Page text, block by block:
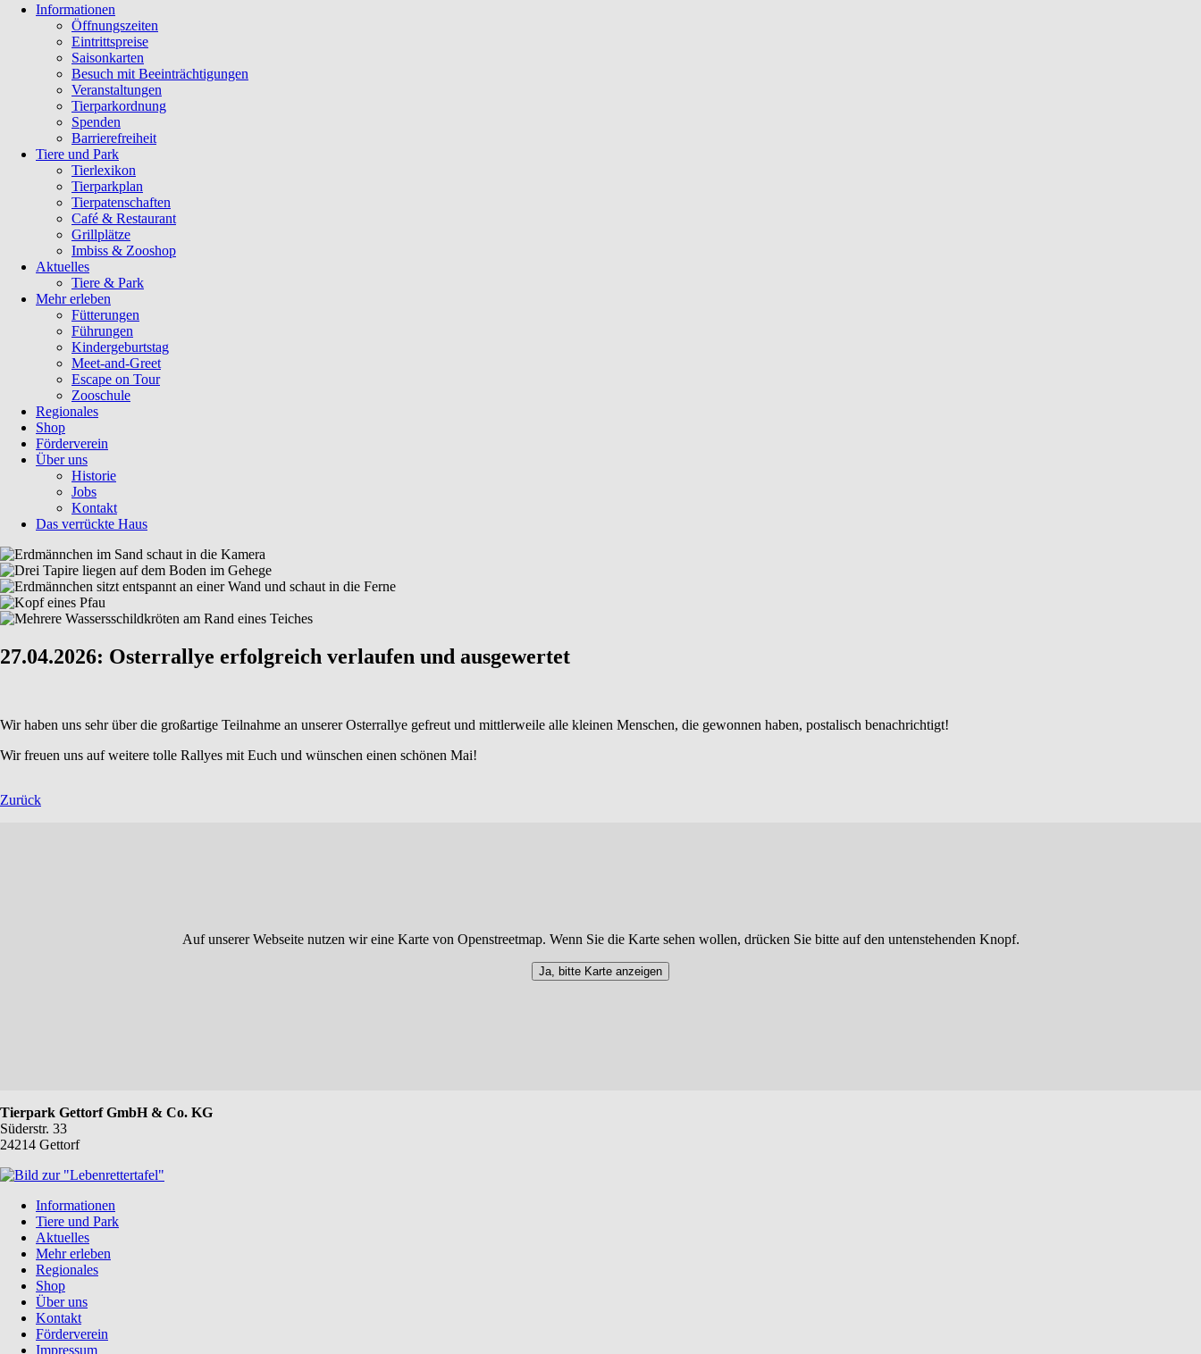
Navigation
überspringen
Informationen
Öffnungszeiten
Eintrittspreise
Saisonkarten
Besuch mit Beeinträchtigungen
Veranstaltungen
Tierparkordnung
Spenden
Barrierefreiheit
Tiere und Park
Tierlexikon
Tierparkplan
Tierpatenschaften
Café & Restaurant
Grillplätze
Imbiss & Zooshop
Aktuelles
Tiere & Park
Mehr erleben
Fütterungen
Führungen
Kindergeburtstag
Meet-and-Greet
Escape on Tour
Zooschule
Regionales
Shop
Förderverein
Über uns
Historie
Jobs
Kontakt
Das verrückte Haus
27.04.2026: Osterrallye erfolgreich verlaufen und ausgewertet
Wir haben uns sehr über die großartige Teilnahme an unserer Osterrallye gefreut und mittlerweile alle kleinen Menschen, die gewonnen haben, postalisch benachrichtigt!
Wir freuen uns auf weitere tolle Rallyes mit Euch und wünschen einen schönen Mai!
Zurück
Auf unserer Webseite nutzen wir eine Karte von Openstreetmap. Wenn Sie die Karte sehen wollen, drücken Sie bitte auf den untenstehenden Knopf.
Ja, bitte Karte anzeigen
Tierpark Gettorf GmbH & Co. KG
Süderstr. 33
24214 Gettorf
Navigation
überspringen
Informationen
Tiere und Park
Aktuelles
Mehr erleben
Regionales
Shop
Über uns
Kontakt
Förderverein
Impressum